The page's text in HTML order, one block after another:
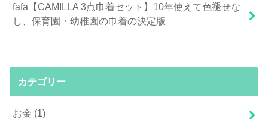
fafa【CAMILLA 3点巾着セット】10年使えて色褪せな
し、保育園・幼稚園の巾着の決定版
カテゴリー
お金 (1)